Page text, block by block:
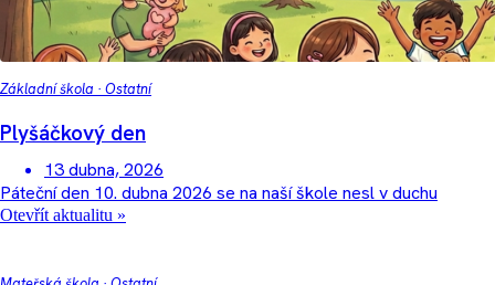
Základní škola · Ostatní
Plyšáčkový den
13 dubna, 2026
Páteční den 10. dubna 2026 se na naší škole nesl v duchu
Otevřít aktualitu »